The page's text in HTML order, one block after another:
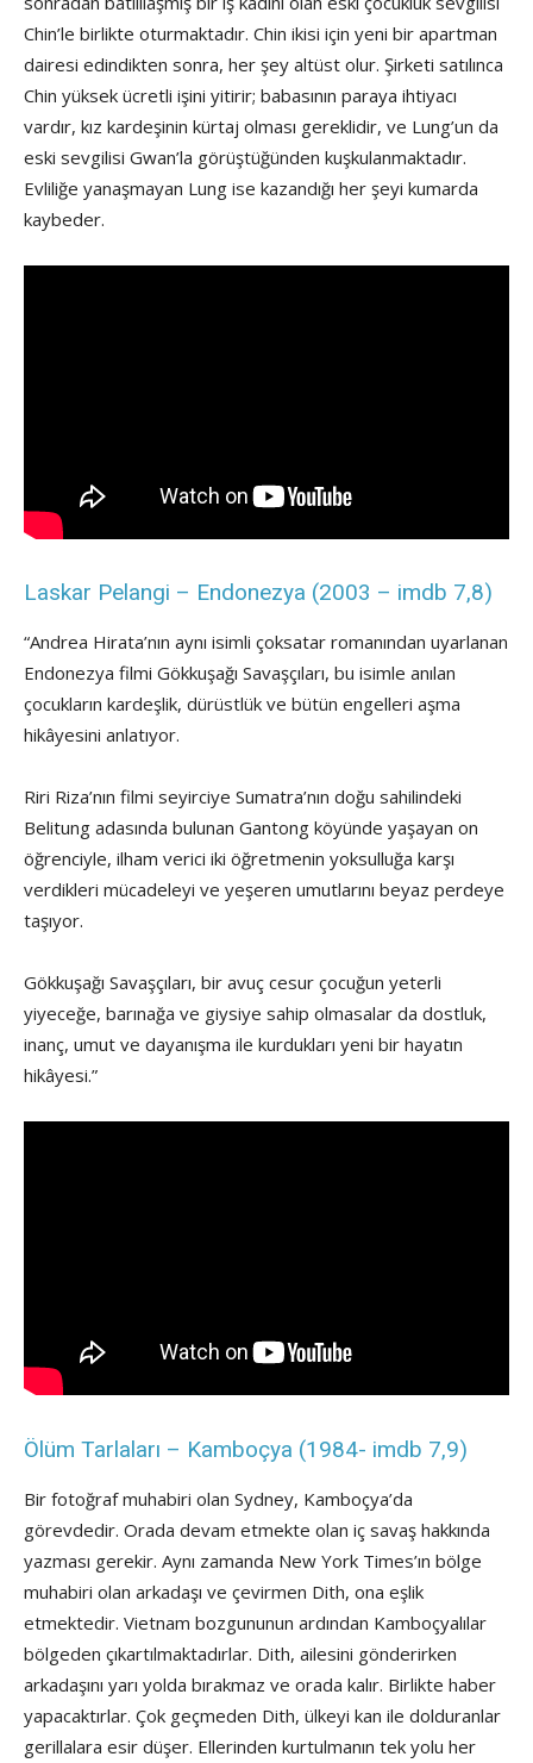
Chin’le birlikte oturmaktadır. Chin ikisi için yeni bir apartman
dairesi edindikten sonra, her şey altüst olur. Şirketi satılınca
Chin yüksek ücretli işini yitirir; babasının paraya ihtiyacı
vardır, kız kardeşinin kürtaj olması gereklidir, ve Lung’un da
eski sevgilisi Gwan’la görüştüğünden kuşkulanmaktadır.
Evliliğe yanaşmayan Lung ise kazandığı her şeyi kumarda
kaybeder.
Laskar Pelangi – Endonezya (2003 – imdb 7,8)
“Andrea Hirata’nın aynı isimli çoksatar romanından uyarlanan
Endonezya filmi Gökkuşağı Savaşçıları, bu isimle anılan
çocukların kardeşlik, dürüstlük ve bütün engelleri aşma
hikâyesini anlatıyor.
Riri Riza’nın filmi seyirciye Sumatra’nın doğu sahilindeki
Belitung adasında bulunan Gantong köyünde yaşayan on
öğrenciyle, ilham verici iki öğretmenin yoksulluğa karşı
verdikleri mücadeleyi ve yeşeren umutlarını beyaz perdeye
taşıyor.
Gökkuşağı Savaşçıları, bir avuç cesur çocuğun yeterli
yiyeceğe, barınağa ve giysiye sahip olmasalar da dostluk,
inanç, umut ve dayanışma ile kurdukları yeni bir hayatın
hikâyesi.”
Ölüm Tarlaları – Kamboçya (1984- imdb 7,9)
Bir fotoğraf muhabiri olan Sydney, Kamboçya’da
görevdedir. Orada devam etmekte olan iç savaş hakkında
yazması gerekir. Aynı zamanda New York Times’ın bölge
muhabiri olan arkadaşı ve çevirmen Dith, ona eşlik
etmektedir. Vietnam bozgununun ardından Kamboçyalılar
bölgeden çıkartılmaktadırlar. Dith, ailesini gönderirken
arkadaşını yarı yolda bırakmaz ve orada kalır. Birlikte haber
yapacaktırlar. Çok geçmeden Dith, ülkeyi kan ile dolduranlar
gerillalara esir düşer. Ellerinden kurtulmanın tek yolu her